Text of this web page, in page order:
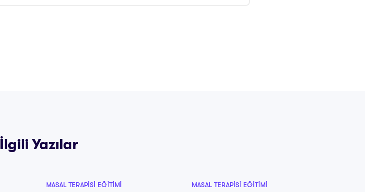
İlgili Yazılar
MASAL TERAPISI EĞITIMI MASAL TERAPISI EĞITIMI